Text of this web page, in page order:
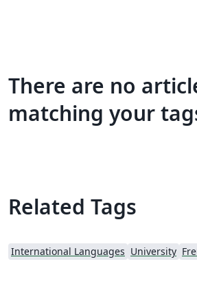
There are no
matching your
Related Tags
International Languages University